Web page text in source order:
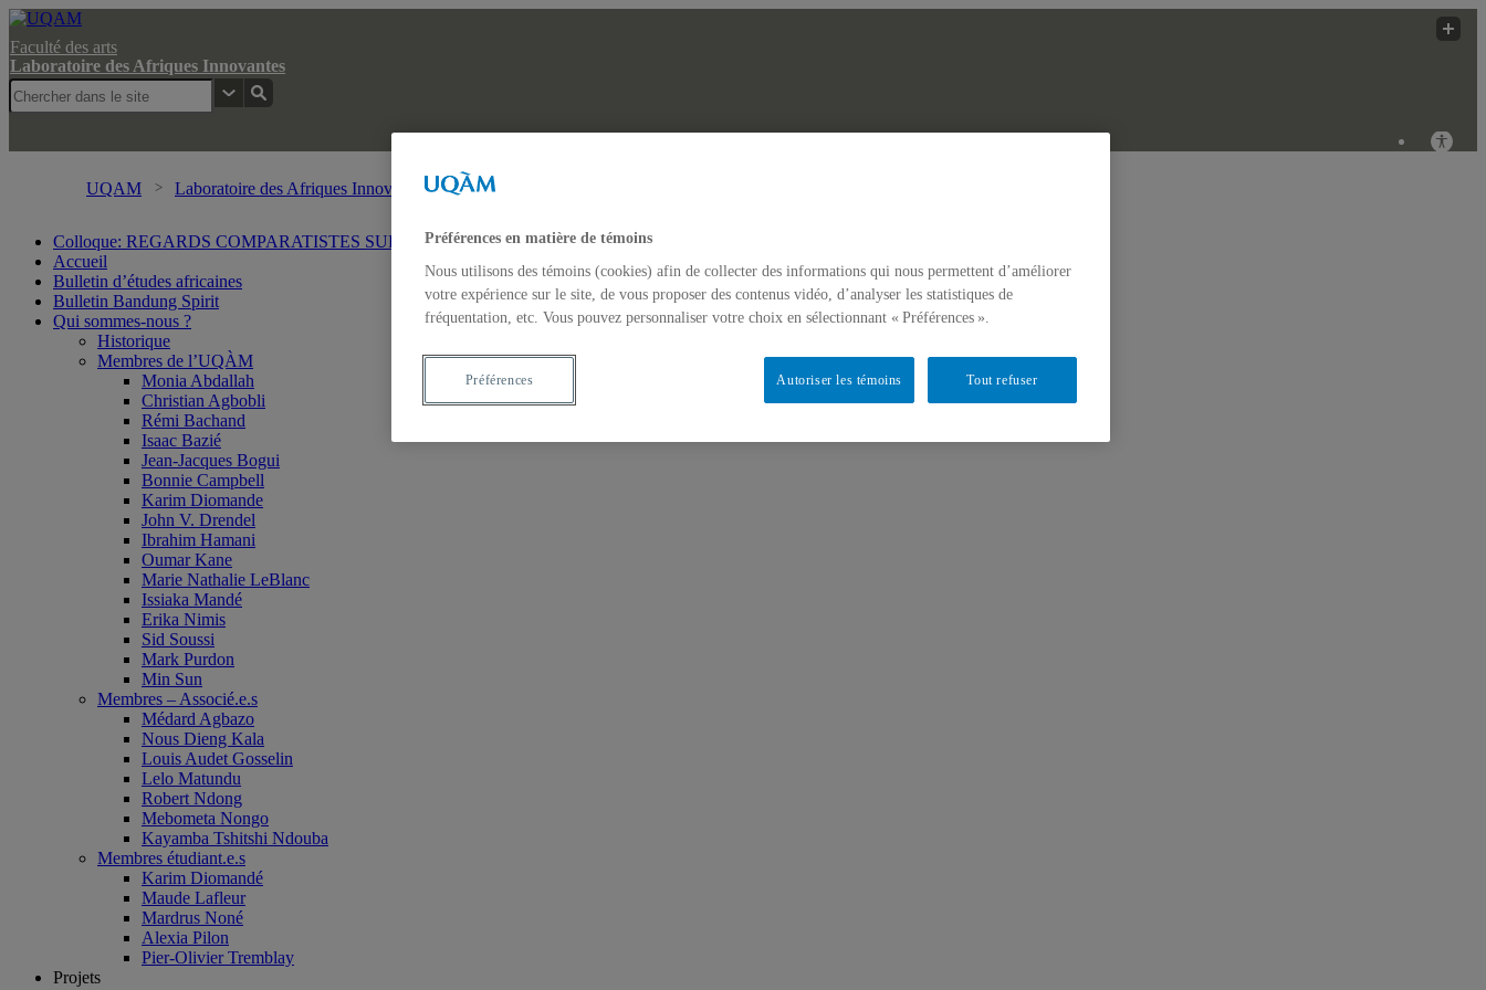
Faculté des arts
Laboratoire des Afriques Innovantes
UQAM Laboratoire des Afriques Innovantes Recherche UQAM
Colloque: REGARDS COMPARATISTES SUR LES IMAGINAIRES NON-DOMINANTS EN AFRIQUE ET DANS LES AMÉRIQUES
Accueil
Bulletin d’études africaines
Bulletin Bandung Spirit
Qui sommes-nous ?
Historique
Membres de l’UQÀM
Monia Abdallah
Christian Agbobli
Rémi Bachand
Isaac Bazié
Jean-Jacques Bogui
Bonnie Campbell
Karim Diomande
John V. Drendel
Ibrahim Hamani
Oumar Kane
Marie Nathalie LeBlanc
Issiaka Mandé
Erika Nimis
Sid Soussi
Mark Purdon
Min Sun
Membres – Associé.e.s
Médard Agbazo
Nous Dieng Kala
Louis Audet Gosselin
Lelo Matundu
Robert Ndong
Mebometa Nongo
Kayamba Tshitshi Ndouba
Membres étudiant.e.s
Karim Diomandé
Maude Lafleur
Mardrus Noné
Alexia Pilon
Pier-Olivier Tremblay
Projets
Préférences en matière de témoins
Nous utilisons des témoins (cookies) afin de collecter des informations qui nous permettent d’améliorer
votre expérience sur le site, de vous proposer des contenus vidéo, d’analyser les statistiques de
fréquentation, etc. Vous pouvez personnaliser votre choix en sélectionnant « Préférences ».
Tout refuser
Autoriser les témoins
Préférences